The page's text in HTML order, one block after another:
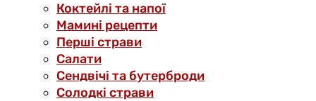
Коктейлі та напої
Мамині рецепти
Перші страви
Салати
Сендвічі та бутерброди
Солодкі страви